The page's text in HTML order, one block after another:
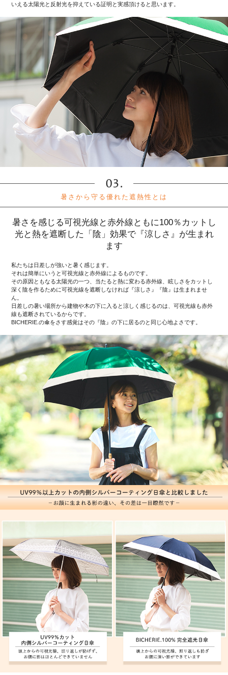
いえる太陽光と反射光を抑えている証明と実感頂けると思います。
暑さから守る優れた遮熱性とは
暑さを感じる可視光線と赤外線ともに100％カットし
光と熱を遮断した「陰」効果で『涼しさ』が生まれ
ます
私たちは日差しが強いと暑く感じます。
それは簡単にいうと可視光線と赤外線によるものです。
その原因ともなる太陽光の一つ、当たると熱に変わる赤外線、眩しさをカットし
深く陰を作るために可視光線を遮断しなければ『涼しさ』『陰』は生まれませ
ん。
日差しの暑い場所から建物や木の下に入ると涼しく感じるのは、可視光線も赤外
線も遮断されているからです。
BICHERIE.の傘をさす感覚はその『陰』の下に居るのと同じ心地よさです。